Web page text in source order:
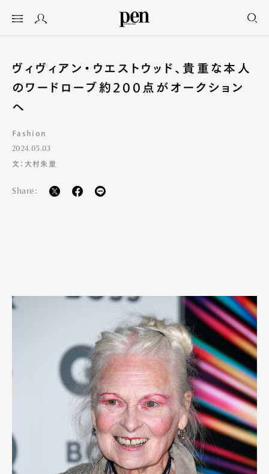
ヴィヴィアン・ウエストウッド、貴重な本人
のワードローブ約200点がオークション
へ
Fashion
2024.05.03
文：大村朱里
Share: